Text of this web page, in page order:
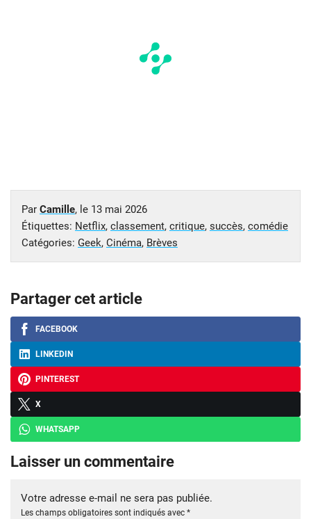
Par Camille, le 13 mai 2026
Étiquettes: Netflix, classement, critique, succès, comédie
Catégories: Geek, Cinéma, Brèves
Partager cet article
FACEBOOK
LINKEDIN
PINTEREST
X
WHATSAPP
Laisser un commentaire
Votre adresse e-mail ne sera pas publiée.
Les champs obligatoires sont indiqués avec *